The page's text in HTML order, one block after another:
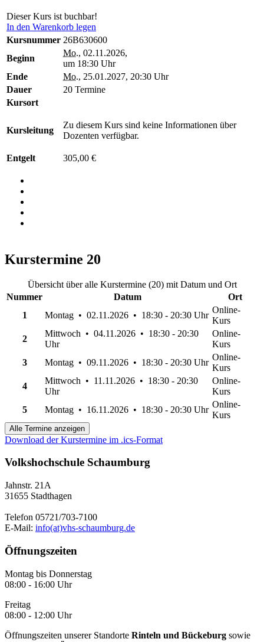
Dieser Kurs ist buchbar!
In den Warenkorb legen
Kursnummer 26B630600
Beginn
Mo., 02.11.2026,
um 18:30 Uhr
Ende
Mo., 25.01.2027, 20:30 Uhr
Dauer
20 Termine
Kursort
Kursleitung
Zu diesem Kurs sind keine Informationen über
Dozenten verfügbar.
Entgelt 305,00 €
Kurstermine 20
Übersicht über alle Kurstermine (20) mit Datum und Ort
Nummer
Datum
Ort
1
Montag • 02.11.2026 • 18:30 - 20:30 Uhr
Online-
Kurs
2
Mittwoch • 04.11.2026 • 18:30 - 20:30
Uhr
Online-
Kurs
3
Montag • 09.11.2026 • 18:30 - 20:30 Uhr
Online-
Kurs
4
Mittwoch • 11.11.2026 • 18:30 - 20:30
Uhr
Online-
Kurs
5
Montag • 16.11.2026 • 18:30 - 20:30 Uhr
Online-
Kurs
Alle Termine anzeigen
Download der Kurstermine im .ics-Format
Volkshochschule Schaumburg
Jahnstr. 21A
31655 Stadthagen
Telefon 05721/703-7100
E-Mail: info(at)vhs-schaumburg.de
Öffnungszeiten
Montag bis Donnerstag
08:00 - 16:00 Uhr
Freitag
08:00 - 12:00 Uhr
Öffnungszeiten unserer Standorte Rinteln und Bückeburg sowie